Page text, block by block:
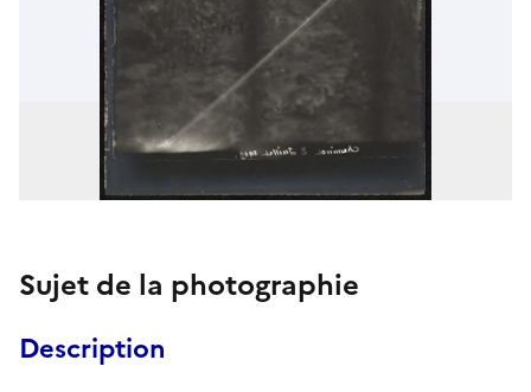
Sujet de la photographie
Description